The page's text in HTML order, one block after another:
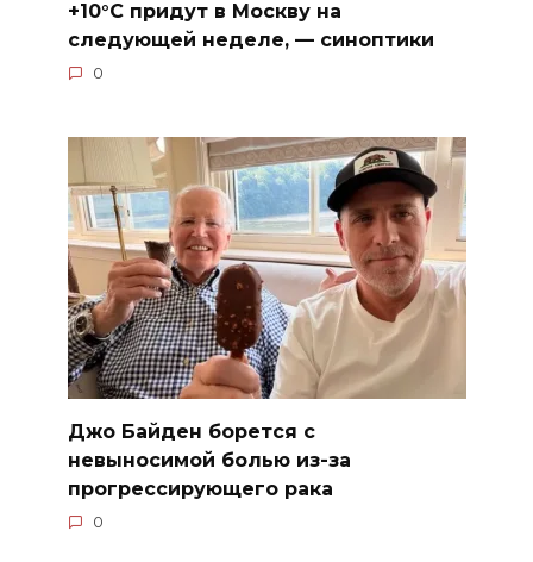
+10°C придут в Москву на
следующей неделе, — синоптики
0
Джо Байден борется с
невыносимой болью из-за
прогрессирующего рака
0